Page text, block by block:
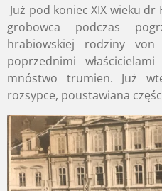
Już pod koniec XIX wieku dr
grobowca podczas
hrabiowskiej rodziny
poprzednimi właścicielami
mnóstwo trumien. Już
rozsypce, poustawiana